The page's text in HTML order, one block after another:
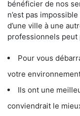
bénéficier de nos
n’est pas
d’une ville à une
professionnels peut
Pour vous
votre
Ils ont une
conviendrait le